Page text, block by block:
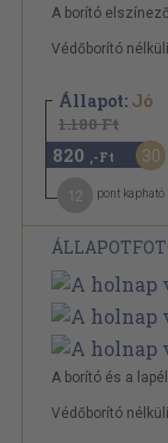
A borító
Védőborító
Állapot: Jó
1.180 Ft
820 ,-Ft 30
pont kapható
A borító és a
Védőborító